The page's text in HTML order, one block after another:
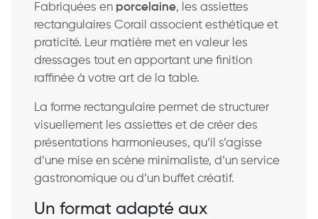
Fabriquées en porcelaine, les assiettes
rectangulaires Corail associent esthétique et
praticité. Leur matière met en valeur les
dressages tout en apportant une finition
raffinée à votre art de la table.
La forme rectangulaire permet de structurer
visuellement les assiettes et de créer des
présentations harmonieuses, qu’il s’agisse
d’une mise en scène minimaliste, d’un service
gastronomique ou d’un buffet créatif.
Un format adapté aux